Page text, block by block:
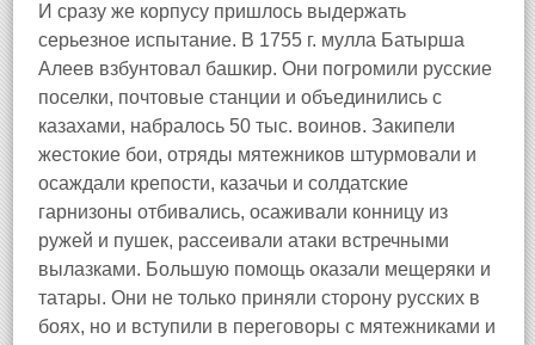
И сразу же корпусу пришлось выдержать
серьезное испытание. В 1755 г. мулла Батырша
Алеев взбунтовал башкир. Они погромили русские
поселки, почтовые станции и объединились с
казахами, набралось 50 тыс. воинов. Закипели
жестокие бои, отряды мятежников штурмовали и
осаждали крепости, казачьи и солдатские
гарнизоны отбивались, осаживали конницу из
ружей и пушек, рассеивали атаки встречными
вылазками. Большую помощь оказали мещеряки и
татары. Они не только приняли сторону русских в
боях, но и вступили в переговоры с мятежниками и